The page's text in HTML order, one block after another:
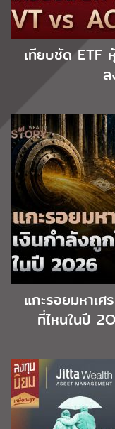
เทียบชัด ETF
แกะรอยมหาเ
ที่ไหนในปี